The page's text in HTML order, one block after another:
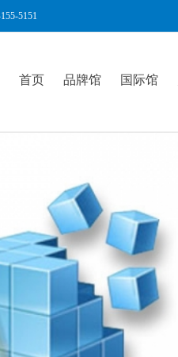
5151
首页 品牌馆 国际馆